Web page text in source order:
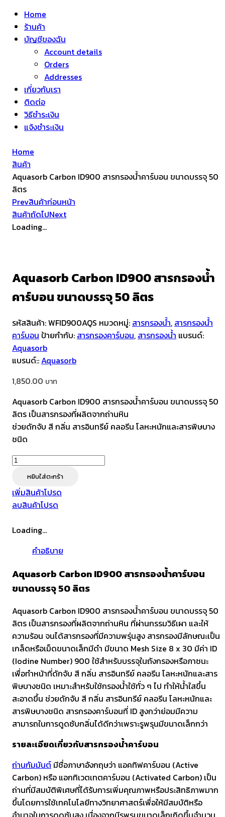
Home
ร้านค้า
บัญชีของฉัน
Account details
Orders
Addresses
เกี่ยวกับเรา
ติดต่อ
วิธีชำระเงิน
แจ้งชำระเงิน
Home
สินค้า
Aquasorb Carbon ID900 สารกรองน้ำคาร์บอน ขนาดบรรจุ 50
ลิตร
Prevสินค้าก่อนหน้า
สินค้าถัดไปNext
Loading...
Aquasorb Carbon ID900 สารกรองน้ำ
คาร์บอน ขนาดบรรจุ 50 ลิตร
รหัสสินค้า:WFID900AQS หมวดหมู่: สารกรองน้ำ, สารกรองน้ำ
คาร์บอน ป้ายกำกับ: สารกรองคาร์บอน, สารกรองน้ำ แบรนด์:
Aquasorb
แบรนด์::Aquasorb
1,850.00
Aquasorb Carbon ID900 สารกรองน้ำคาร์บอน ขนาดบรรจุ 50
ลิตร เป็นสารกรองที่ผลิตจากถ่านหิน
ช่วยดักจับ สี กลิ่น สารอินทรีย์ คลอรีน โลหะหนักและสารพิษบาง
ชนิด
จำนวน
Aquasorb
Carbon
ID900
สาร
น้ำ
คาร์บอน
บรรจุ
50
ชิ้น
หยิบใส่ตะกร้า
เพิ่มสินค้าโปรด
ลบสินค้าโปรด
Loading...
คำอธิบาย
Aquasorb Carbon ID900 สารกรองน้ำคาร์บอน
ขนาดบรรจุ 50 ลิตร
Aquasorb Carbon ID900 สารกรองน้ำคาร์บอน ขนาดบรรจุ 50
ลิตร เป็นสารกรองที่ผลิตจากถ่านหิน ที่ผ่านกรรมวิธีเผา และให้
ความร้อน จนได้สารกรองที่มีความพรุ่นสูง สารกรองมีลักษณะเป็น
เกล็ดหรือเม็ดขนาดเล็กมีดำ มีขนาด Mesh Size 8 x 30 มีค่า ID
(Iodine Number) 900 ใช้สำหรับบรรจุในถังกรองหรือภาชนะ
เพื่อทำหน้าที่ดักจับ สี กลิ่น สารอินทรีย์ คลอรีน โลหะหนักและสาร
พิษบางชนิด เหมาะสำหรับใช้กรองน้ำใช้ทั่ว ๆ ไป ทำให้น้ำใสขึ้น
สะอาดขึ้น ช่วยดักจับ สี กลิ่น สารอินทรีย์ คลอรีน โลหะหนักและ
สารพิษบางชนิด สารกรองคาร์บอนที่ ID สูงกว่าย่อมมีความ
สามารถในการดูดซับกลิ่นได้ดีกว่าเพราะรูพรุนมีขนาดเล็กกว่า
รายละเอียดเกี่ยวกับสารกรองน้ำคาร์บอน
ถ่านกัมมันต์ มีชื่อภาษาอังกฤษว่า แอคทิฟคาร์บอน (Active
Carbon) หรือ แอกทิเวตเทตคาร์บอน (Activated Carbon) เป็น
ถ่านที่มีสมบัติพิเศษที่ได้รับการเพิ่มคุณภาพหรือประสิทธิภาพมาก
ขึ้นโดยการใช้เทคโนโลยีทางวิทยาศาสตร์เพื่อให้มีสมบัติหรือ